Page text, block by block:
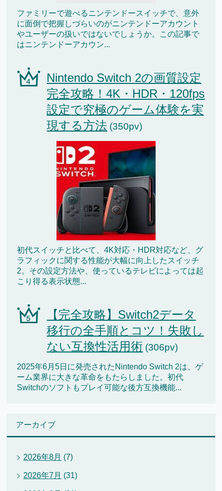
ファミリーで遊べるニンテンドースイッチで、意外
に面倒で把握しづらいのがニンテンドーアカウント
やユーザーの扱いではないでしょうか。この記事で
はニンテンドーアカウン...
Nintendo Switch 2の画質設定
完全攻略！4K・HDR・120fps
設定で究極のゲーム体験を実
現する方法 (350pv)
初代スイッチと比べて、4K対応・HDR対応など、グ
ラフィックに関する性能が大幅に向上したスイッチ
2。その設定方法や、使っているテレビによっては起
こり得る表示状態...
【完全攻略】Switch2データ
移行の全手順とコツ！失敗し
ない互換性活用術 (306pv)
2025年6月5日に発売されたNintendo Switch 2は、ゲ
ーム業界に大きな革命をもたらしました。初代
Switchのソフトもプレイ可能な後方互換機能...
アーカイブ
2026年8月 (7)
2026年7月 (31)